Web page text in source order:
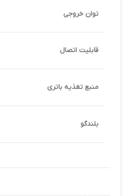
توان خروجی
قابلیت اتصال
منبع تغذیه باتری
بلندگو